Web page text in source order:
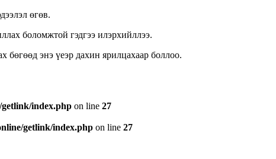
өгөв.
боломжтой гэдгээ илэрхийллээ.
энэ үеэр дахин ярилцахаар боллоо.
index.php on line 27
getlink/index.php on line 27